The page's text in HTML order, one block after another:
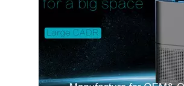
Các nhà sản xuất máy lọc không khí
liệu họ có nên để lại trong suốt
Các mức sống đã được cải thiện rất